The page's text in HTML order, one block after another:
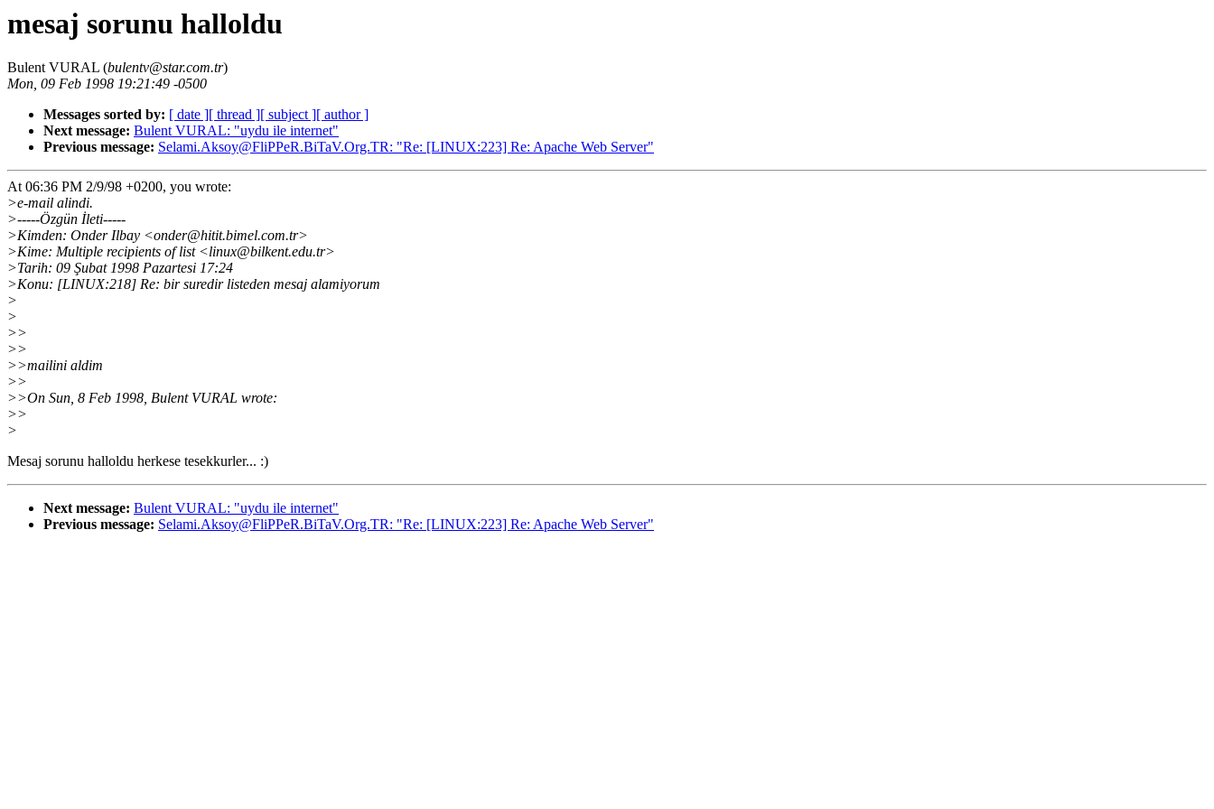
mesaj sorunu halloldu
Bulent VURAL (bulentv@star.com.tr)
Mon, 09 Feb 1998 19:21:49 -0500
Messages sorted by: [ date ][ thread ][ subject ][ author ]
Next message: Bulent VURAL: "uydu ile internet"
Previous message: Selami.Aksoy@FliPPeR.BiTaV.Org.TR: "Re: [LINUX:223] Re: Apache Web Server"
At 06:36 PM 2/9/98 +0200, you wrote:
>e-mail alindi.
>-----Özgün İleti-----
>Kimden: Onder Ilbay <onder@hitit.bimel.com.tr>
>Kime: Multiple recipients of list <linux@bilkent.edu.tr>
>Tarih: 09 Şubat 1998 Pazartesi 17:24
>Konu: [LINUX:218] Re: bir suredir listeden mesaj alamiyorum
>
>
>>
>>
>>mailini aldim
>>
>>On Sun, 8 Feb 1998, Bulent VURAL wrote:
>>
>
Mesaj sorunu halloldu herkese tesekkurler... :)
Next message: Bulent VURAL: "uydu ile internet"
Previous message: Selami.Aksoy@FliPPeR.BiTaV.Org.TR: "Re: [LINUX:223] Re: Apache Web Server"